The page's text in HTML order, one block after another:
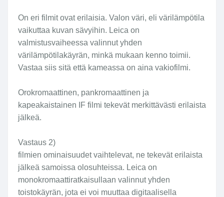
On eri filmit ovat erilaisia. Valon väri, eli värilämpötila
vaikuttaa kuvan sävyihin. Leica on
valmistusvaiheessa valinnut yhden
värilämpötilakäyrän, minkä mukaan kenno toimii.
Vastaa siis sitä että kameassa on aina vakiofilmi.
Orokromaattinen, pankromaattinen ja
kapeakaistainen IF filmi tekevät merkittävästi erilaista
jälkeä.
Vastaus 2)
filmien ominaisuudet vaihtelevat, ne tekevät erilaista
jälkeä samoissa olosuhteissa. Leica on
monokromaattiratkaisullaan valinnut yhden
toistokäyrän, jota ei voi muuttaa digitaalisella